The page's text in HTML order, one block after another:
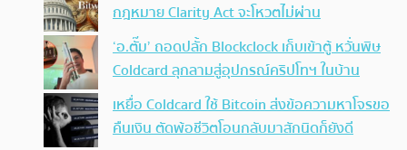
กฎหมาย Clarity Act จะโหวตไม่ผ่าน
‘อ.ตั๊ม’ ถอดปลั้ก Blockclock เก็บเข้าตู้ หวั่นพิษ
Coldcard ลุกลามสู่อุปกรณ์คริปโทฯ ในบ้าน
เหยื่อ Coldcard ใช้ Bitcoin ส่งข้อความหาโจรขอ
คืนเงิน ตัดพ้อชีวิตโอนกลับมาสักนิดก็ยังดี